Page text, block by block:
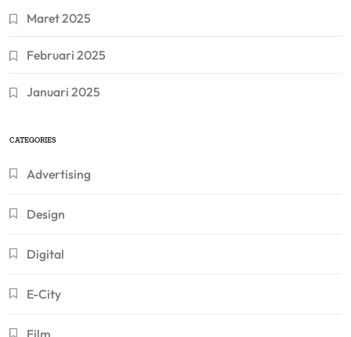
Maret 2025
Februari 2025
Januari 2025
CATEGORIES
Advertising
Design
Digital
E-City